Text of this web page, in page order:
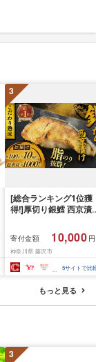
3
[総合ランキング1位獲
得!]厚切り銀鱈 西京漬
約 1,000g (約 100g ×
切) 西京味噌 西京みそ
噌漬け みそ 味噌 鮮魚
介 銀だら 銀ダラ ギン
ラ ぎんだら 鱈 タラ 魚
西京焼き 西京漬 西京
き 冷凍 厳選 鮮魚 漬け
漬魚 新鮮 小分け 人気
南 藤沢
寄付金額 10,000
神奈川県 藤沢市
5サイトで比
もっと見る
3